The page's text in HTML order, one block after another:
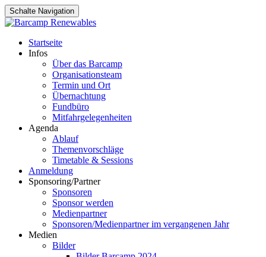
Schalte Navigation
Zum
Inhalt
Startseite
Infos
Über das Barcamp
Organisationsteam
Termin und Ort
Übernachtung
Fundbüro
Mitfahrgelegenheiten
Agenda
Ablauf
Themenvorschläge
Timetable & Sessions
Anmeldung
Sponsoring/Partner
Sponsoren
Sponsor werden
Medienpartner
Sponsoren/Medienpartner im vergangenen Jahr
Medien
Bilder